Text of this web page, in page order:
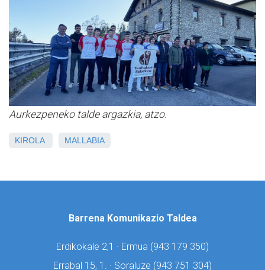
Aurkezpeneko talde argazkia, atzo.
KIROLA MALLABIA
Barrena Komunikazio Taldea
Erdikokale 2,1 · Ermua (943 179 350)
Errabal 15, 1. · Soraluze (943 751 304)